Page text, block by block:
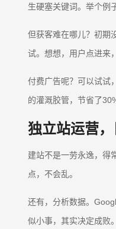
生硬塞关键词。举个例
但获客难在哪儿？初期
试。想想，用户点进来
付费广告呢？可以试试
的灌溉胶管，节省了
独立站运营，
建站不是一劳永逸，得
点，不会乱。
还有，分析数据。
似小事，其实决定成败。